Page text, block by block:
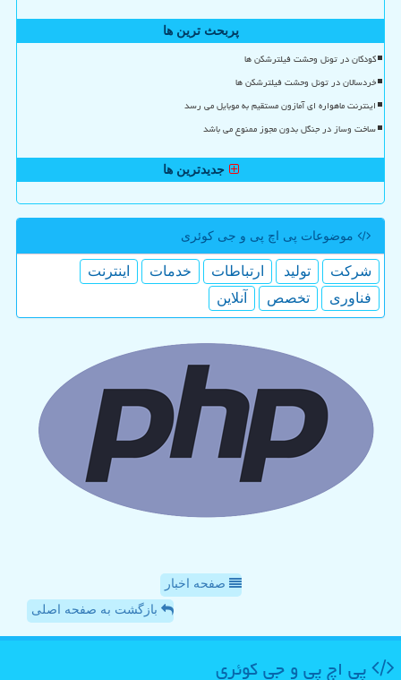
پربحث ترین ها
کودکان در تونل وحشت فیلترشکن ها
خردسالان در تونل وحشت فیلترشکن ها
اینترنت ماهواره ای آمازون مستقیم به موبایل می رسد
ساخت وساز در جنگل بدون مجوز ممنوع می باشد
جدیدترین ها
موضوعات پی اچ پی و جی كوئری
شركت تولید ارتباطات خدمات
اینترنت
فناوری
تخصص آنلاین
صفحه اخبار
بازگشت به صفحه اصلی
پی اچ پی و جی كوئری